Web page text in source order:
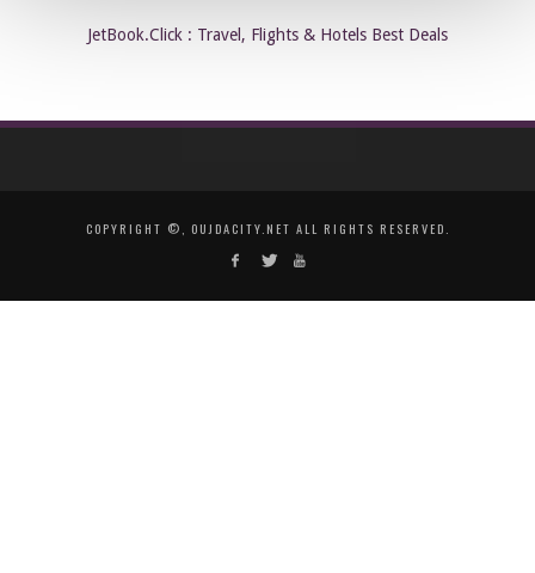
JetBook.Click : Travel, Flights & Hotels Best Deals
COPYRIGHT ©, OUJDACITY.NET ALL RIGHTS RESERVED.